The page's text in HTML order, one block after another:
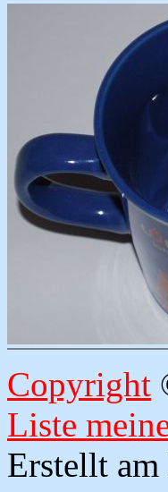
Copyright
Liste
Erstellt